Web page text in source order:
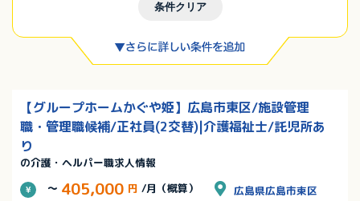
条件クリア
【グループホームかぐや姫】広島市東区/施設管理
職・管理職候補/正社員(2交替)|介護福祉士/託児所あ
り
の介護・ヘルパー職求人情報
～ 405,000 円 /月（概算） 広島県広島市東区